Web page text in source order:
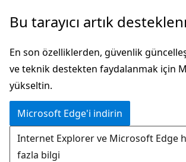
Ana
atla
Bu tarayıcı artık
En son özelliklerden, güvenlik
ve teknik destekten faydalanmak için
yükseltin.
Microsoft Edge'i indirin
Internet Explorer ve Microsoft Edge
fazla bilgi